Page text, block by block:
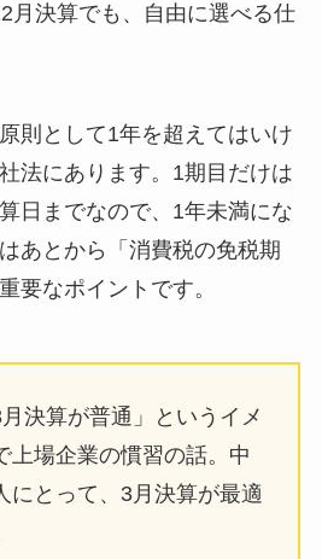
月決算でも、自由に選べる仕
則として1年を超えてはいけ
法にあります。1期目だけは
日までなので、1年未満にな
あとから「消費税の免税期
要なポイントです。
月決算が普通」というイメ
上場企業の慣習の話。中
にとって、3月決算が最適